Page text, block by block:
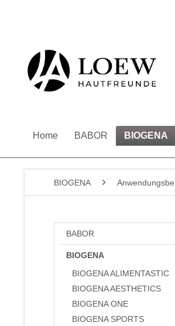
Home BABOR BIOGENA
BIOGENA
BABOR
BIOGENA
BIOGENA ALIMENTASTIC
BIOGENA AESTHETICS
BIOGENA ONE
BIOGENA SPORTS